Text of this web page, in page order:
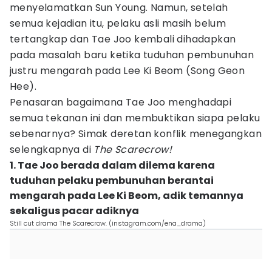
menyelamatkan Sun Young. Namun, setelah
semua kejadian itu, pelaku asli masih belum
tertangkap dan Tae Joo kembali dihadapkan
pada masalah baru ketika tuduhan pembunuhan
justru mengarah pada Lee Ki Beom (Song Geon
Hee).
Penasaran bagaimana Tae Joo menghadapi
semua tekanan ini dan membuktikan siapa pelaku
sebenarnya? Simak deretan konflik menegangkan
selengkapnya di The Scarecrow!
1. Tae Joo berada dalam dilema karena
tuduhan pelaku pembunuhan berantai
mengarah pada Lee Ki Beom, adik temannya
sekaligus pacar adiknya
Still cut drama The Scarecrow. (instagram.com/ena_drama)